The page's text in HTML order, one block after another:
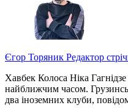
Єгор Торяник Редактор
Хавбек Колоса Ніка
найближчим часом.
два іноземних клуби,